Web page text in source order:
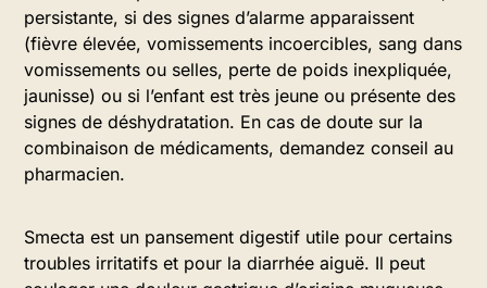
persistante, si des signes d’alarme apparaissent
(fièvre élevée, vomissements incoercibles, sang dans
vomissements ou selles, perte de poids inexpliquée,
jaunisse) ou si l’enfant est très jeune ou présente des
signes de déshydratation. En cas de doute sur la
combinaison de médicaments, demandez conseil au
pharmacien.
Smecta est un pansement digestif utile pour certains
troubles irritatifs et pour la diarrhée aiguë. Il peut